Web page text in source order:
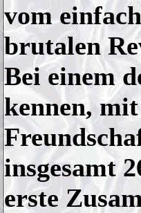
vom
brutalen
Bei einem
kennen,
insgesamt
erste